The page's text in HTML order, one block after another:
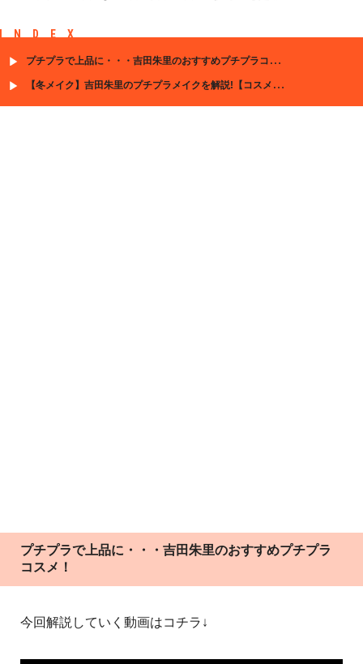
INDEX
プチプラで上品に・・・吉田朱里のおすすめプチプラコスメ！
【冬メイク】吉田朱里のプチプラメイクを解説!【コスメ詳細あり】
プチプラで上品に・・・吉田朱里のおすすめプチプラ
コスメ！
今回解説していく動画はコチラ↓